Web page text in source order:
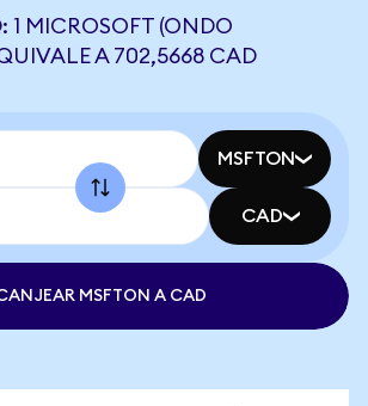
1 MICROSOFT (ONDO
A 702,5668 CAD
MSFTON
CAD
MSFTON A CAD